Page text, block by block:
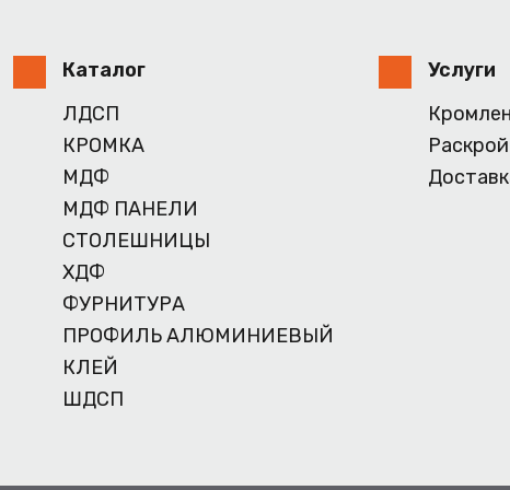
Каталог
ЛДСП
КРОМКА
МДФ
МДФ ПАНЕЛИ
СТОЛЕШНИЦЫ
ХДФ
ФУРНИТУРА
ПРОФИЛЬ АЛЮМИНИЕВЫЙ
КЛЕЙ
ШДСП
Услуги